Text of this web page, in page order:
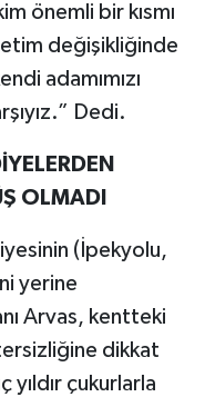
önemli bir kısmı
değişikliğinde
adamımızı
Dedi.
OLMADI
(İpekyolu,
yerine
Arvas, kentteki
dikkat
yıldır çukurlarla